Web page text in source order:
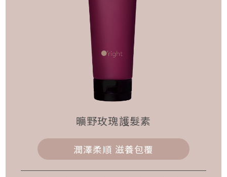
曠野玫瑰護髮素
潤澤柔順 滋養包覆